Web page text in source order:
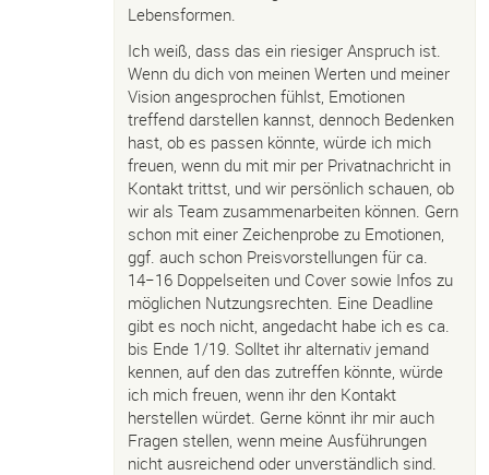
Lebensformen.
Ich weiß, dass das ein riesiger Anspruch ist.
Wenn du dich von meinen Werten und meiner
Vision angesprochen fühlst, Emotionen
treffend darstellen kannst, dennoch Bedenken
hast, ob es passen könnte, würde ich mich
freuen, wenn du mit mir per Privatnachricht in
Kontakt trittst, und wir persönlich schauen, ob
wir als Team zusammenarbeiten können. Gern
schon mit einer Zeichenprobe zu Emotionen,
ggf. auch schon Preisvorstellungen für ca.
14−16 Doppelseiten und Cover sowie Infos zu
möglichen Nutzungsrechten. Eine Deadline
gibt es noch nicht, angedacht habe ich es ca.
bis Ende 1/19. Solltet ihr alternativ jemand
kennen, auf den das zutreffen könnte, würde
ich mich freuen, wenn ihr den Kontakt
herstellen würdet. Gerne könnt ihr mir auch
Fragen stellen, wenn meine Ausführungen
nicht ausreichend oder unverständlich sind.